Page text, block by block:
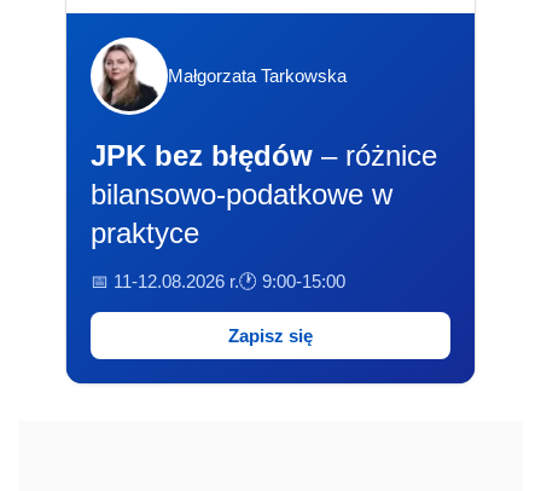
Małgorzata Tarkowska
JPK bez błędów – różnice
bilansowo-podatkowe w
praktyce
📅 11-12.08.2026 r.🕐 9:00-15:00
Zapisz się